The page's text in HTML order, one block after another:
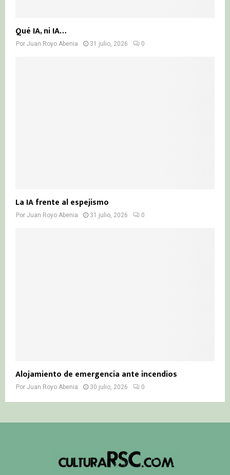
Qué IA, ni IA…
Por Juan Royo Abenia 31 julio, 2026 0
La IA frente al espejismo
Por Juan Royo Abenia 31 julio, 2026 0
Alojamiento de emergencia ante incendios
Por Juan Royo Abenia 30 julio, 2026 0